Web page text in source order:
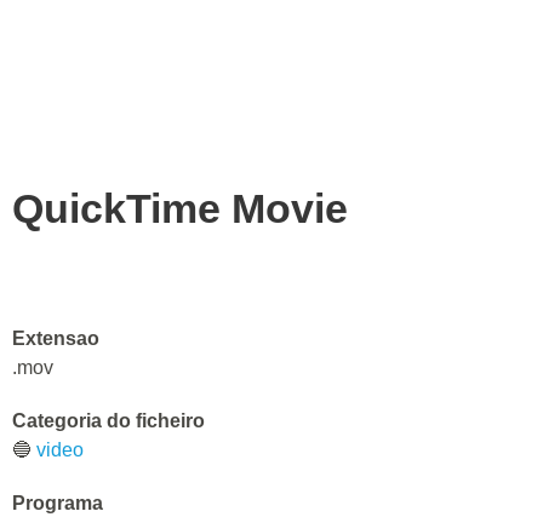
QuickTime Movie
Extensao
.mov
Categoria do ficheiro
🔵 video
Programa